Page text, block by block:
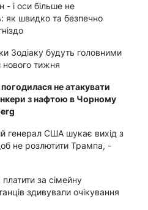
- і оси більше не
як швидко та безпечно
Зодіаку будуть головними
тижня
погодилася не атакувати
з нафтою в Чорному
генерал США шукає вихід з
не розлютити Трампа, -
за сімейну
здивували очікування